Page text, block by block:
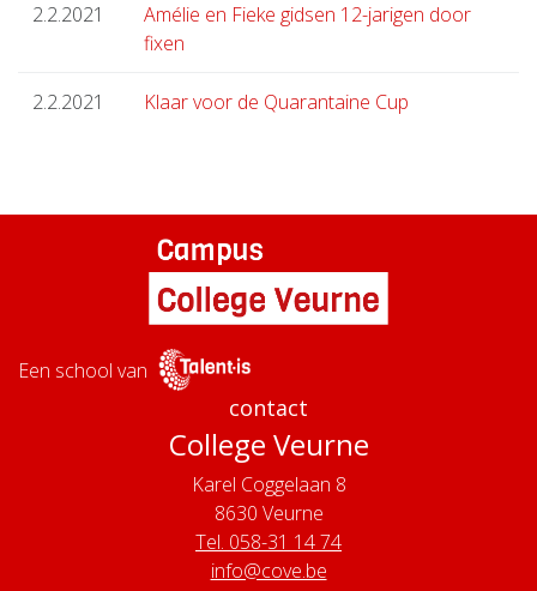
2.2.2021
Amélie en Fieke gidsen 12-jarigen door
fixen
2.2.2021 Klaar voor de Quarantaine Cup
Een school van
contact
College Veurne
Karel Coggelaan 8
8630 Veurne
Tel. 058-31 14 74
info@cove.be